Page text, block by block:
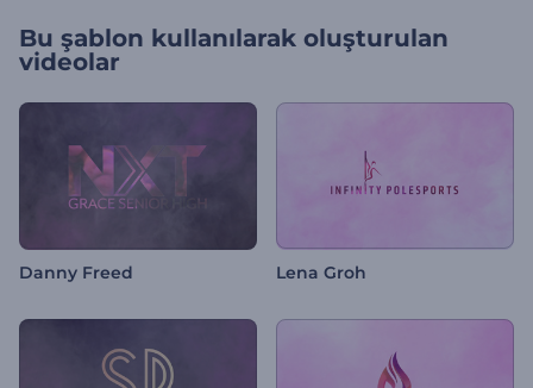
Bu şablon kullanılarak oluşturulan
videolar
Danny Freed Lena Groh